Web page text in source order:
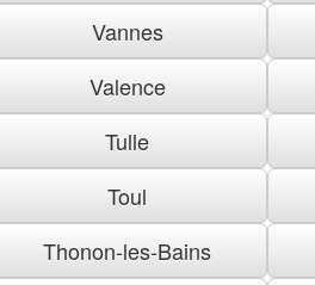
Vannes
Valence
Tulle
Toul
Thonon-les-Bains